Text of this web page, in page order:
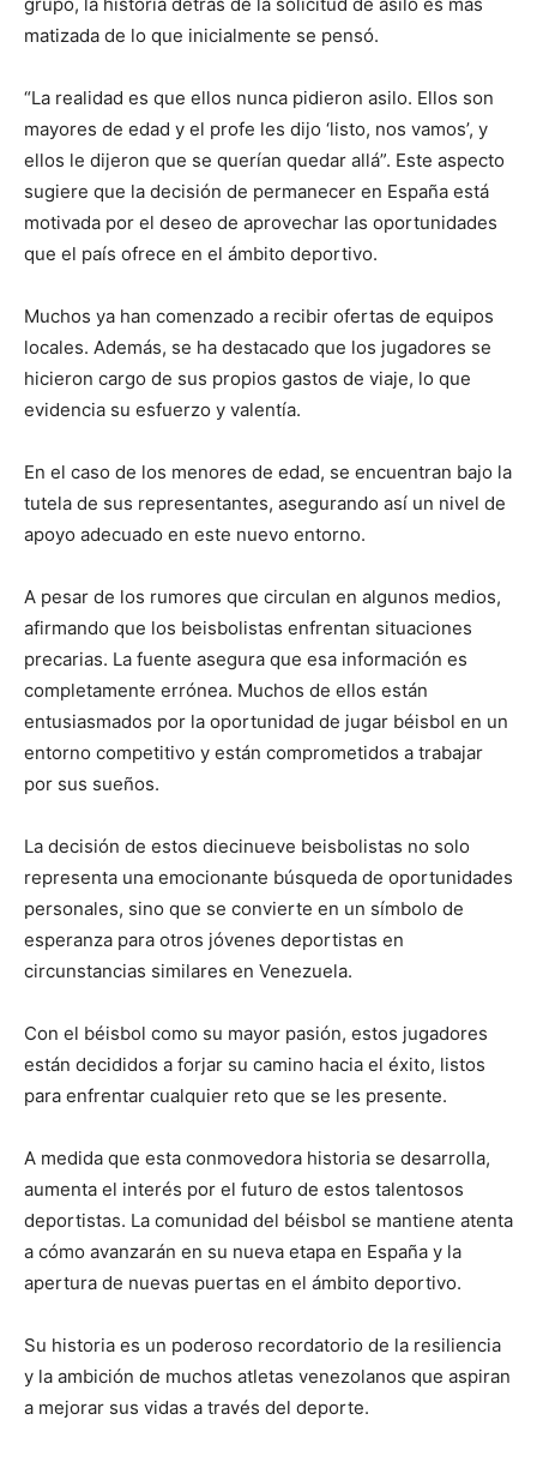
matizada de lo que inicialmente se pensó.
“La realidad es que ellos nunca pidieron asilo. Ellos son
mayores de edad y el profe les dijo ‘listo, nos vamos’, y
ellos le dijeron que se querían quedar allá”. Este aspecto
sugiere que la decisión de permanecer en España está
motivada por el deseo de aprovechar las oportunidades
que el país ofrece en el ámbito deportivo.
Muchos ya han comenzado a recibir ofertas de equipos
locales. Además, se ha destacado que los jugadores se
hicieron cargo de sus propios gastos de viaje, lo que
evidencia su esfuerzo y valentía.
En el caso de los menores de edad, se encuentran bajo la
tutela de sus representantes, asegurando así un nivel de
apoyo adecuado en este nuevo entorno.
A pesar de los rumores que circulan en algunos medios,
afirmando que los beisbolistas enfrentan situaciones
precarias. La fuente asegura que esa información es
completamente errónea. Muchos de ellos están
entusiasmados por la oportunidad de jugar béisbol en un
entorno competitivo y están comprometidos a trabajar
por sus sueños.
La decisión de estos diecinueve beisbolistas no solo
representa una emocionante búsqueda de oportunidades
personales, sino que se convierte en un símbolo de
esperanza para otros jóvenes deportistas en
circunstancias similares en Venezuela.
Con el béisbol como su mayor pasión, estos jugadores
están decididos a forjar su camino hacia el éxito, listos
para enfrentar cualquier reto que se les presente.
A medida que esta conmovedora historia se desarrolla,
aumenta el interés por el futuro de estos talentosos
deportistas. La comunidad del béisbol se mantiene atenta
a cómo avanzarán en su nueva etapa en España y la
apertura de nuevas puertas en el ámbito deportivo.
Su historia es un poderoso recordatorio de la resiliencia
y la ambición de muchos atletas venezolanos que aspiran
a mejorar sus vidas a través del deporte.